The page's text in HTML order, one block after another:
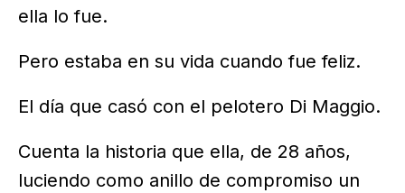
ella lo fue.
Pero estaba en su vida cuando fue feliz.
El día que casó con el pelotero Di Maggio.
Cuenta la historia que ella, de 28 años,
luciendo como anillo de compromiso un